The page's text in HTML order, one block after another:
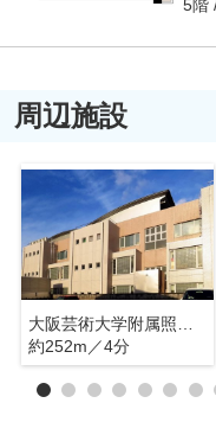
5階
周辺施設
大阪芸術大学附属照ケ丘幼稚園
約252m／4分